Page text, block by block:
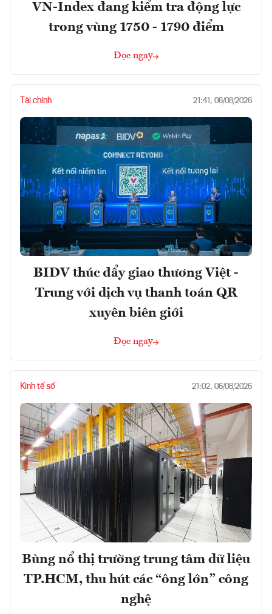
VN-Index đang kiểm tra động lực
trong vùng 1750 - 1790 điểm
Đọc ngay
Tài chính 21:41, 06/08/2026
BIDV thúc đẩy giao thương Việt -
Trung với dịch vụ thanh toán QR
xuyên biên giới
Đọc ngay
Kinh tế số 21:02, 06/08/2026
Bùng nổ thị trường trung tâm dữ liệu
TP.HCM, thu hút các “ông lớn” công
nghệ